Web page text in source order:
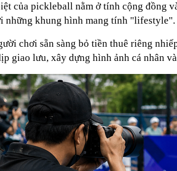
của pickleball nằm ở tính cộng đồng
những khung hình mang tính "lifestyle".
chơi sẵn sàng bỏ tiền thuê riêng
giao lưu, xây dựng hình ảnh cá nhân